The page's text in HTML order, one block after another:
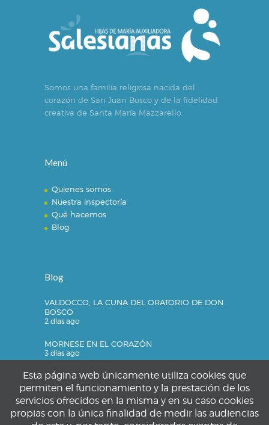
Somos una familia religiosa nacida del
corazón de San Juan Bosco y de la fidelidad
creativa de Santa María Mazzarello.
Menú
Quienes somos
Nuestra inspectoría
Qué hacemos
Blog
Blog
VALDOCCO, LA CUNA DEL ORATORIO DE DON
BOSCO
2 días ago
MORNESE EN EL CORAZÓN
3 días ago
Privacidad
Esta página web únicamente utiliza cookies que
permiten el funcionamiento y la prestación de los
servicios ofrecidos en la misma y en su caso cookies
propias con la única finalidad de medir las audiencias